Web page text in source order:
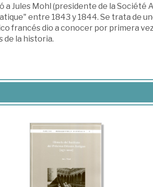
Jules Mohl (presidente de la Société
entre 1843 y 1844. Se trata de
francés dio a conocer por primera
de la historia.